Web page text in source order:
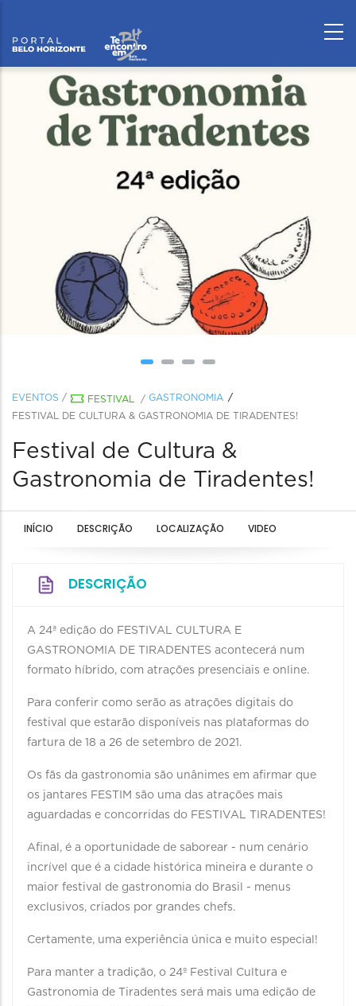
EVENTOS / FESTIVAL / GASTRONOMIA
FESTIVAL DE CULTURA & GASTRONOMIA DE TIRADENTES!
Festival de Cultura &
Gastronomia de Tiradentes!
INÍCIO DESCRIÇÃO LOCALIZAÇÃO VIDEO
DESCRIÇÃO
A 24ª edição do FESTIVAL CULTURA E
GASTRONOMIA DE TIRADENTES acontecerá num
formato híbrido, com atrações presenciais e online.
Para conferir como serão as atrações digitais do
festival que estarão disponíveis nas plataformas do
fartura de 18 a 26 de setembro de 2021.
Os fãs da gastronomia são unânimes em afirmar que
os jantares FESTIM são uma das atrações mais
aguardadas e concorridas do FESTIVAL TIRADENTES!
Afinal, é a oportunidade de saborear - num cenário
incrível que é a cidade histórica mineira e durante o
maior festival de gastronomia do Brasil - menus
exclusivos, criados por grandes chefs.
Certamente, uma experiência única e muito especial!
Para manter a tradição, o 24º Festival Cultura e
Gastronomia de Tiradentes será mais uma edição de